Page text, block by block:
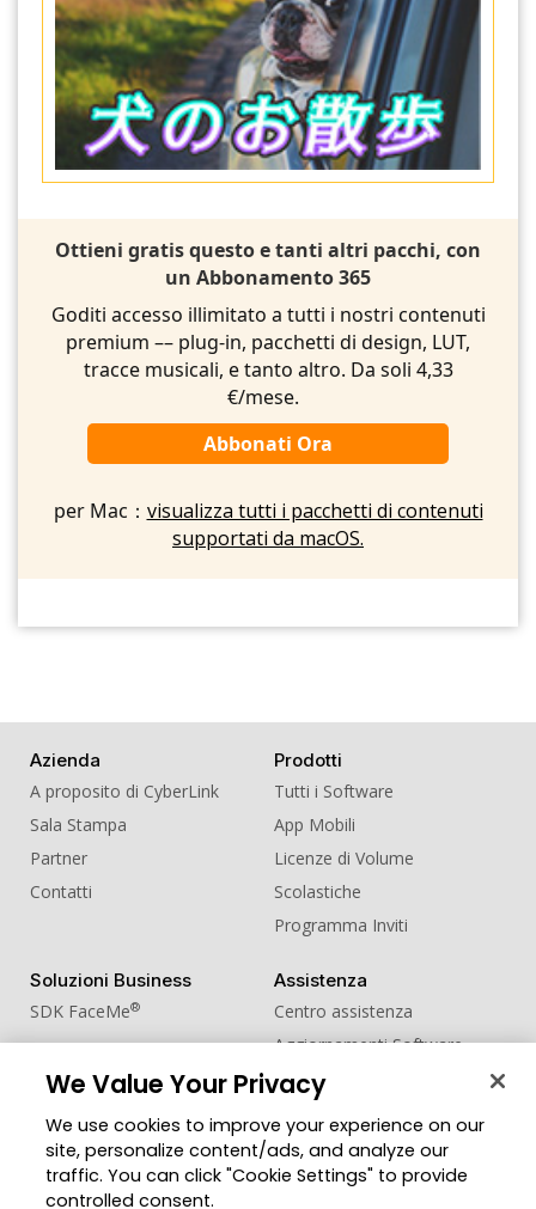
Ottieni gratis questo e tanti altri pacchi, con
un Abbonamento 365
Goditi accesso illimitato a tutti i nostri contenuti
premium –– plug-in, pacchetti di design, LUT,
tracce musicali, e tanto altro. Da soli 4,33
€/mese.
Abbonati Ora
per Mac： visualizza tutti i pacchetti di contenuti
supportati da macOS.
Azienda
A proposito di CyberLink
Sala Stampa
Partner
Contatti
Prodotti
Tutti i Software
App Mobili
Licenze di Volume
Scolastiche
Programma Inviti
Soluzioni Business
SDK FaceMe®
Assistenza
Centro assistenza
Aggiornamenti Software
Centro Apprendimento
Comunità
Zona Utenti
Blog
Cambia regione
We Value Your Privacy
We use cookies to improve your experience on our
site, personalize content/ads, and analyze our
traffic. You can click "Cookie Settings" to provide
controlled consent.